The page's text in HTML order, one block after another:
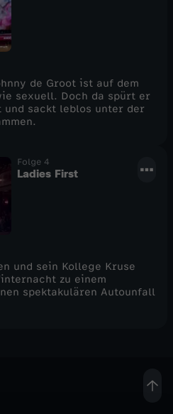
de Groot ist auf dem
sexuell. Doch da spürt er
und sackt leblos unter der
Folge 4
Ladies First
und sein Kollege Kruse
zu einem
spektakulären Autounfall